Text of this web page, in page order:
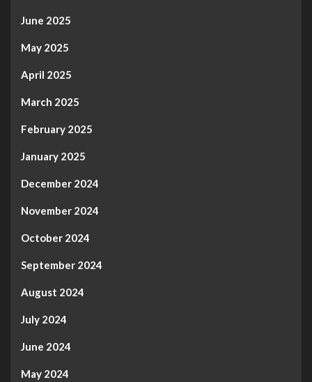
June 2025
May 2025
April 2025
March 2025
February 2025
January 2025
December 2024
November 2024
October 2024
September 2024
August 2024
July 2024
June 2024
May 2024